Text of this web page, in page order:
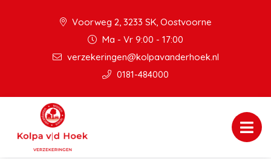
Voorweg 2, 3233 SK, Oostvoorne
Ma - Vr 9:00 - 17:00
verzekeringen@kolpavanderhoek.nl
0181-484000